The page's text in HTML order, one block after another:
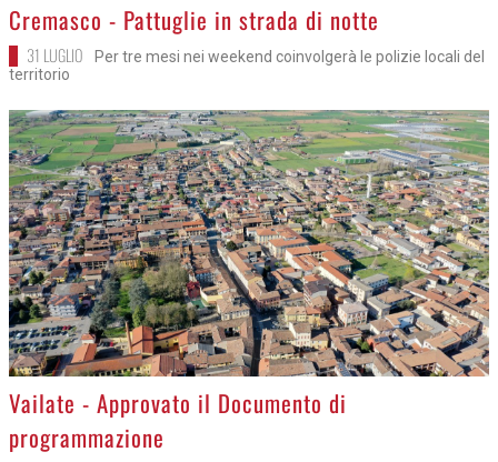
>
Cremasco - Pattuglie in strada di notte
31 LUGLIO
Per tre mesi nei weekend coinvolgerà le polizie locali del
territorio
>
Vailate - Approvato il Documento di
programmazione